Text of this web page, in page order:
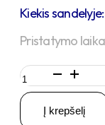
Kiekis
Pristatymo
produkto
kiekis:
2
vienetaiĮ krepšelį